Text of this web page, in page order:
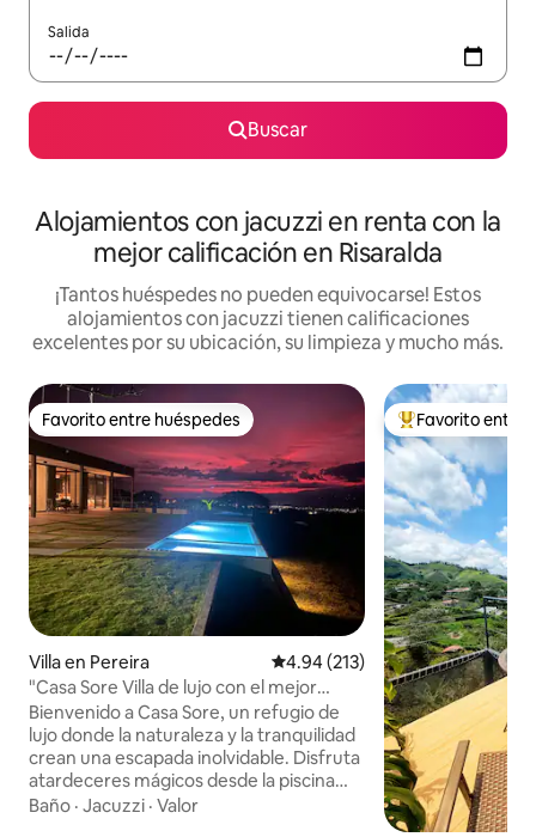
Salida
Buscar
Alojamientos con jacuzzi en renta con la
mejor calificación en Risaralda
¡Tantos huéspedes no pueden equivocarse! Estos
alojamientos con jacuzzi tienen calificaciones
excelentes por su ubicación, su limpieza y mucho más.
Favorito entre huéspedes
Favorito entre huéspedes
Villa en Pereira Calificación promedio: 4.94 de
4.94 (213)
"Casa Sore Villa de lujo con el mejor
atardecer"
Bienvenido a Casa Sore, un refugio de
lujo donde la naturaleza y la tranquilidad
crean una escapada inolvidable. Disfruta
atardeceres mágicos desde la piscina
infinita o relájate en el jacuzzi con vistas
Baño · Jacuzzi · Valor
De los mejores
Favorito entre